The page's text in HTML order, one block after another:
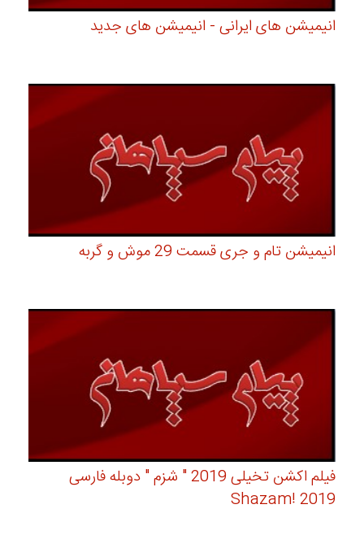
انیمیشن های ایرانی - انیمیشن های جدید
انیمیشن تام و جری قسمت 29 موش و گربه
فیلم اکشن تخیلی 2019 " شزم " دوبله فارسی
Shazam! 2019